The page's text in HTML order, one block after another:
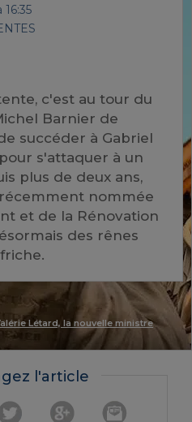
c'est au tour du
Barnier de
succéder à Gabriel
s'attaquer à un
plus de deux ans,
nommée
et de la Rénovation
des rênes
Létard, la nouvelle ministre
l'article